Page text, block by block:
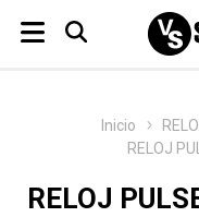
Inicio
RELOJ
RELOJ